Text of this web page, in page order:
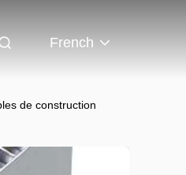
French
de construction